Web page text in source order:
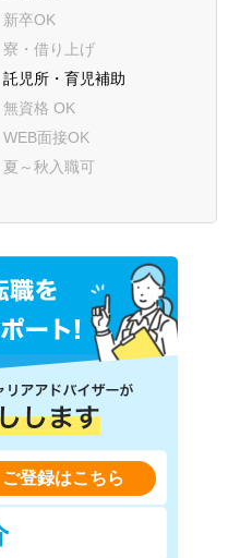
新卒OK
寮・借り上げ
託児所・育児補助
無資格 OK
WEB面接OK
夏～秋入職可
ご登録はこちら